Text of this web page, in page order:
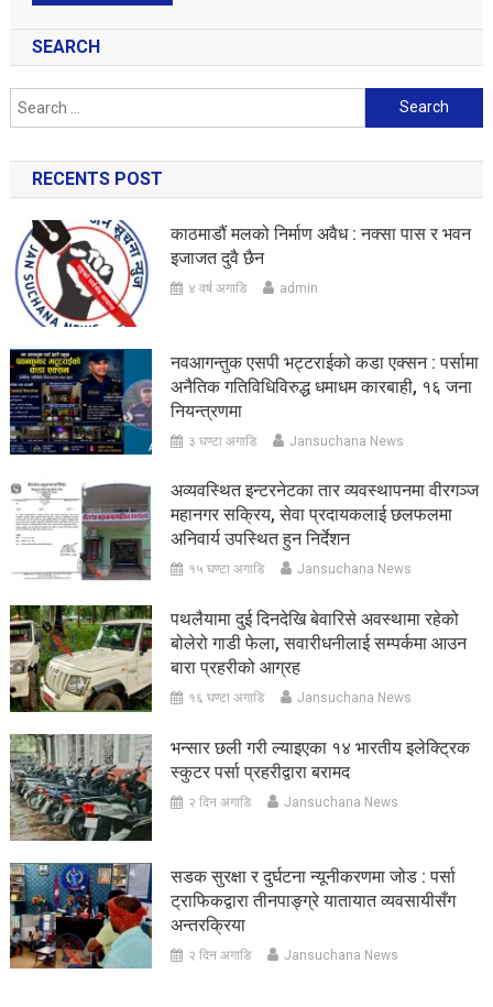
SEARCH
Search
for:
RECENTS POST
काठमाडौं मलको निर्माण अवैध : नक्सा पास र भवन
इजाजत दुवै छैन
४ वर्ष अगाडि admin
नवआगन्तुक एसपी भट्टराईको कडा एक्सन : पर्सामा
अनैतिक गतिविधिविरुद्ध धमाधम कारबाही, १६ जना
नियन्त्रणमा
३ घण्टा अगाडि Jansuchana News
अव्यवस्थित इन्टरनेटका तार व्यवस्थापनमा वीरगञ्ज
महानगर सक्रिय, सेवा प्रदायकलाई छलफलमा
अनिवार्य उपस्थित हुन निर्देशन
१५ घण्टा अगाडि Jansuchana News
पथलैयामा दुई दिनदेखि बेवारिसे अवस्थामा रहेको
बोलेरो गाडी फेला, सवारीधनीलाई सम्पर्कमा आउन
बारा प्रहरीको आग्रह
१६ घण्टा अगाडि Jansuchana News
भन्सार छली गरी ल्याइएका १४ भारतीय इलेक्ट्रिक
स्कुटर पर्सा प्रहरीद्वारा बरामद
२ दिन अगाडि Jansuchana News
सडक सुरक्षा र दुर्घटना न्यूनीकरणमा जोड : पर्सा
ट्राफिकद्वारा तीनपाङ्ग्रे यातायात व्यवसायीसँग
अन्तरक्रिया
२ दिन अगाडि Jansuchana News